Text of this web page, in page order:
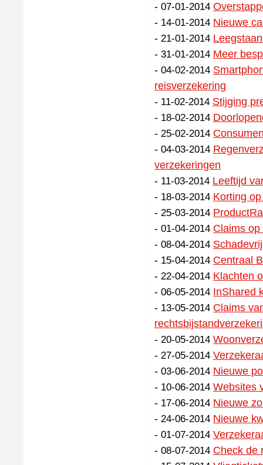
- 07-01-2014
- 14-01-2014 Nieuwe
- 21-01-2014
- 31-01-2014 Meer
- 04-02-2014
reisverzekering
- 11-02-2014 Stijging
- 18-02-2014
- 25-02-2014
- 04-03-2014
verzekeringen
- 11-03-2014 Leeftijd
- 18-03-2014 Korting
- 25-03-2014
- 01-04-2014 Claims
- 08-04-2014
- 15-04-2014 Centraal
- 22-04-2014 Klachten
- 06-05-2014 InShared
- 13-05-2014 Claims
- 20-05-2014
- 27-05-2014
- 03-06-2014 Nieuwe
- 10-06-2014 Websites
- 17-06-2014 Nieuwe
- 24-06-2014 Nieuwe
- 01-07-2014
- 08-07-2014 Check de